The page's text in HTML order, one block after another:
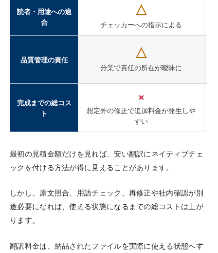
読者・用途への適
合
△
チェッカーへの指示による
品質管理の責任 △
分業で責任の所在が曖昧に
完成までの総コス
ト
×
想定外の修正で追加料金が発生しや
すい
最初の見積金額だけを見れば、安い翻訳にネイティブチェ
ックを付ける方法が得に見えることがあります。
しかし、原文照合、用語チェック、再修正や社内確認が別
途必要になれば、使える状態になるまでの総コストは上が
ります。
翻訳料金は、納品されたファイルを実際に使える状態へす